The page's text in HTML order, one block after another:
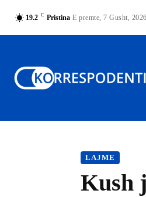
19.2 C Pristina E premte, 7 Gusht, 2026
LAJME
Kush